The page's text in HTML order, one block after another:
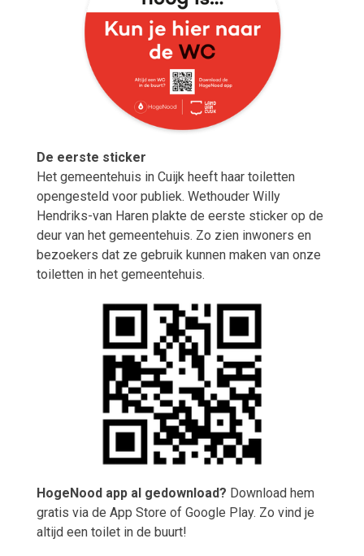
De eerste sticker
Het gemeentehuis in Cuijk heeft haar toiletten
opengesteld voor publiek. Wethouder Willy
Hendriks-van Haren plakte de eerste sticker op de
deur van het gemeentehuis. Zo zien inwoners en
bezoekers dat ze gebruik kunnen maken van onze
toiletten in het gemeentehuis.
HogeNood app al gedownload? Download hem
gratis via de App Store of Google Play. Zo vind je
altijd een toilet in de buurt!